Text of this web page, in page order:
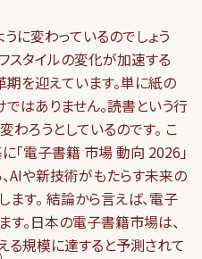
に変わっているのでしょう
スタイルの変化が加速する
を迎えています。単に紙の
はありません。読書という行
わろうとしているのです。 こ
「電子書籍 市場 動向 2026」
AIや新技術がもたらす未来の
す。 結論から言えば、電子
。日本の電子書籍市場は、
規模に達すると予測されて